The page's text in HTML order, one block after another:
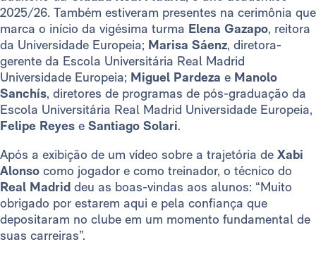
2025/26. Também estiveram presentes na cerimônia que
marca o início da vigésima turma Elena Gazapo, reitora
da Universidade Europeia; Marisa Sáenz, diretora-
gerente da Escola Universitária Real Madrid
Universidade Europeia; Miguel Pardeza e Manolo
Sanchís, diretores de programas de pós-graduação da
Escola Universitária Real Madrid Universidade Europeia,
Felipe Reyes e Santiago Solari.
Após a exibição de um vídeo sobre a trajetória de Xabi
Alonso como jogador e como treinador, o técnico do
Real Madrid deu as boas-vindas aos alunos: “Muito
obrigado por estarem aqui e pela confiança que
depositaram no clube em um momento fundamental de
suas carreiras”.